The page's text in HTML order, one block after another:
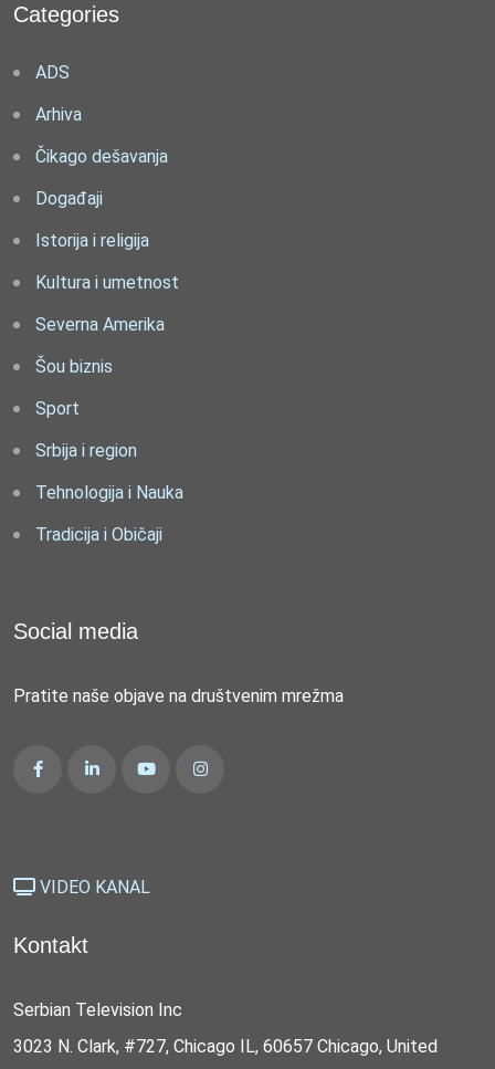
Categories
ADS
Arhiva
Čikago dešavanja
Događaji
Istorija i religija
Kultura i umetnost
Severna Amerika
Šou biznis
Sport
Srbija i region
Tehnologija i Nauka
Tradicija i Običaji
Social media
Pratite naše objave na društvenim mrežma
VIDEO KANAL
Kontakt
Serbian Television Inc
3023 N. Clark, #727, Chicago IL, 60657 Chicago, United